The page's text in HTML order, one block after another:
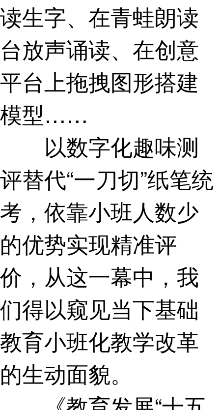
读生字、在青蛙朗读
台放声诵读、在创意
平台上拖拽图形搭建
模型……
以数字化趣味测
评替代“一刀切”纸笔统
考，依靠小班人数少
的优势实现精准评
价，从这一幕中，我
们得以窥见当下基础
教育小班化教学改革
的生动面貌。